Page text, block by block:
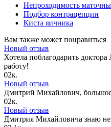
Непроходимость
Подбор контрацепции
Киста яичника
Вам также может понравиться
Новый отзыв
Хотела поблагодарить
работу!
02к.
Новый отзыв
Дмитрий Михайлович,
02к.
Новый отзыв
Дмитрия Михайловича знаю